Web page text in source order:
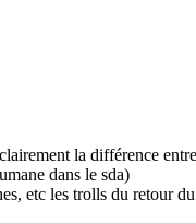
la différence
dans le sda)
etc les trolls du retour